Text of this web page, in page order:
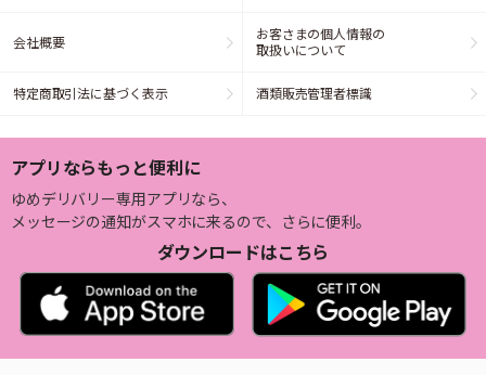
会社概要
お客さまの個人情報の
取扱いについて
特定商取引法に基づく表示 酒類販売管理者標識
アプリならもっと便利に
ゆめデリバリー専用アプリなら、
メッセージの通知がスマホに来るので、さらに便利。
ダウンロードはこちら